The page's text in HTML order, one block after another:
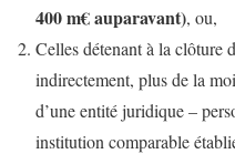
400 m€ auparavant), ou,
Celles détenant à la clôture
indirectement, plus de la
d’une entité juridique –
institution comparable